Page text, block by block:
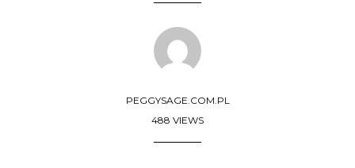
PEGGYSAGE.COM.PL
488 VIEWS